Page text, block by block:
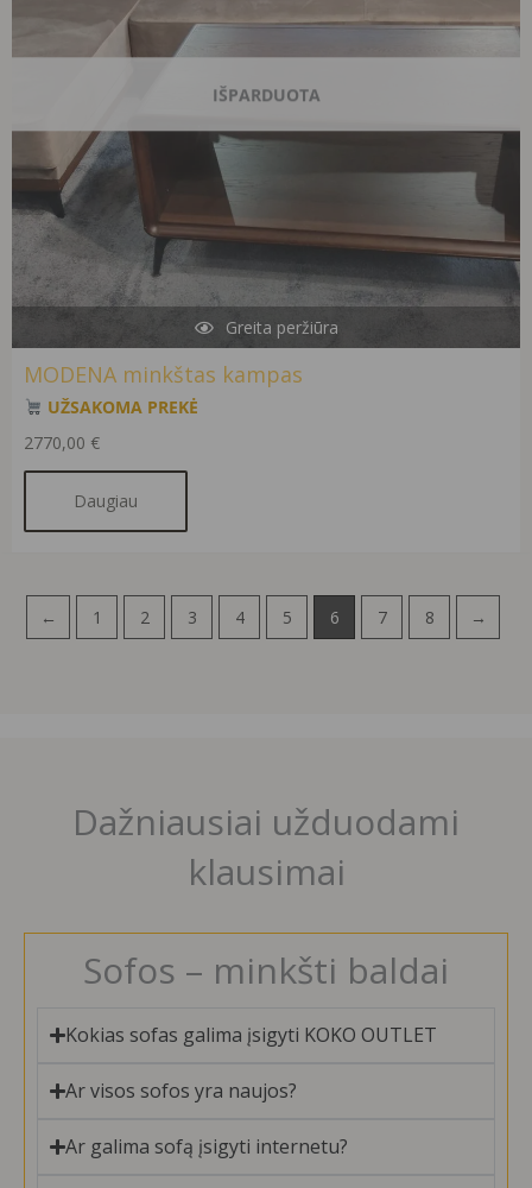
IŠPARDUOTA
Greita peržiūra
MODENA minkštas kampas
UŽSAKOMA PREKĖ
2770,00 €
Daugiau
← 1 2 3 4 5 6 7 8 →
Dažniausiai užduodami
klausimai
Sofos – minkšti baldai
Kokias sofas galima įsigyti KOKO OUTLET
Ar visos sofos yra naujos?
Ar galima sofą įsigyti internetu?